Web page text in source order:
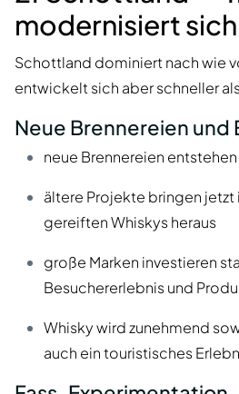
modernisiert sich
Schottland dominiert nach wie
entwickelt sich aber schneller
Neue Brennereien und
neue Brennereien
ältere Projekte bringen jetzt
gereiften Whiskys heraus
große Marken investieren
Besuchererlebnis und
Whisky wird zunehmend
auch ein touristisches